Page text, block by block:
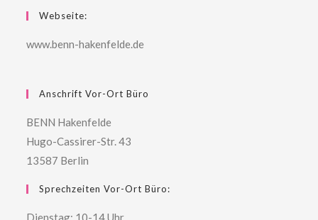
Webseite:
www.benn-hakenfelde.de
Anschrift Vor-Ort Büro
BENN Hakenfelde
Hugo-Cassirer-Str. 43
13587 Berlin
Sprechzeiten Vor-Ort Büro:
Dienstag: 10-14 Uhr